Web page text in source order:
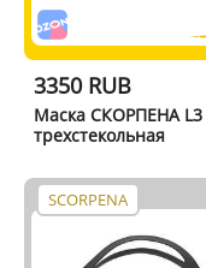
3350 RUB
Маска СКОРПЕНА L3
трехстекольная
SCORPENA